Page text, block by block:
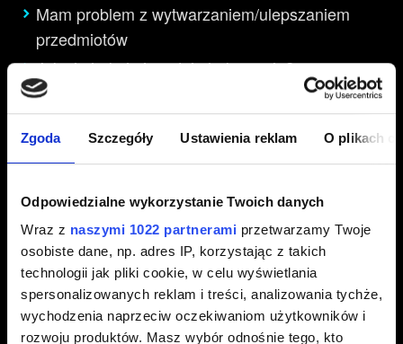
Zgoda Szczegóły Ustawienia reklam O plikach
Odpowiedzialne wykorzystanie Twoich danych
Wraz z naszymi 1022 partnerami przetwarzamy Twoje
osobiste dane, np. adres IP, korzystając z takich
technologii jak pliki cookie, w celu wyświetlania
spersonalizowanych reklam i treści, analizowania tychże,
wychodzenia naprzeciw oczekiwaniom użytkowników i
rozwoju produktów. Masz wybór odnośnie tego, kto
Mam problem z wytwarzaniem/ulepszaniem
przedmiotów
Jak się hakuje i co daje hakowanie?
Generacje przedmiotów w łupach i u
sprzedawców
Wytwarzanie i ulepszanie – porady
Przedmioty z oznaczeniem misji nie mogą być
umieszczone w schowku
Interfejs i grafika